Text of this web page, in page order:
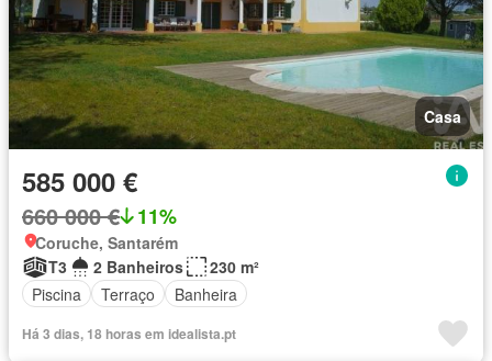
Casa
585 000 €
660 000 € 11%
Coruche, Santarém
T3
2 Banheiros
230 m²
Piscina
Terraço Banheira
Há 3 dias, 18 horas em idealista.pt